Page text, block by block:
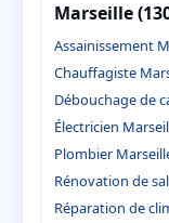
Marseille
Assainissement
Chauffagiste
Débouchage de
Électricien
Plombier
Rénovation de
Réparation de